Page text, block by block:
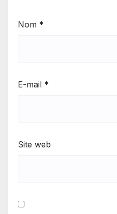
Nom *
E-mail *
Site web